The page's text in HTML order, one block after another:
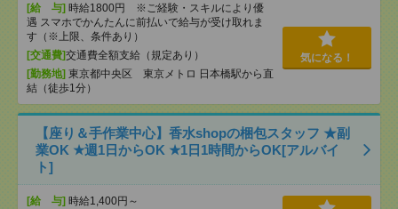
[給 与] 時給1800円 ※ご経験・スキルにより優
遇 スマホでかんたんに前払いで給与が受け取れま
す（※上限、条件あり）
[交通費]交通費全額支給（規定あり）
[勤務地] 東京都中央区 東京メトロ 日本橋駅から直
結（徒歩1分）
気になる！
【座り＆手作業中心】香水shopの梱包スタッフ ★副
業OK ★週1日からOK ★1日1時間からOK[アルバイ
ト]
[給 与] 時給1,400円～